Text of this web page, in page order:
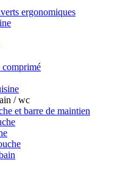
ergonomiques
comprimé
/ wc
et barre de maintien